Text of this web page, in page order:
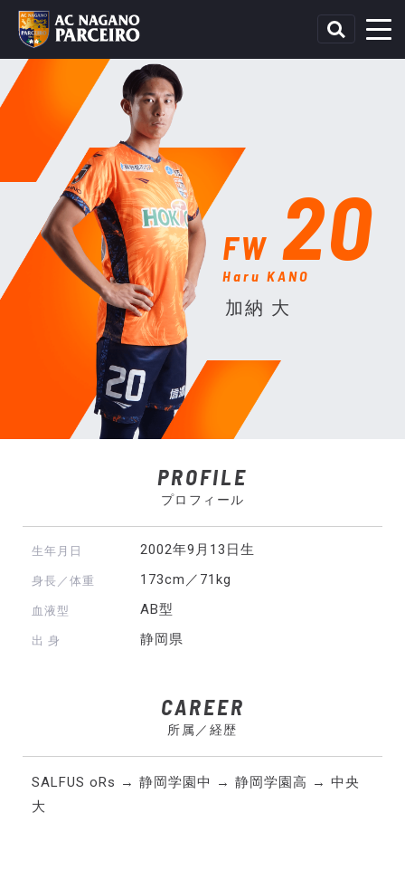
FW 20
Haru KANO
加納 大
PROFILE
プロフィール
生年月日 2002年9月13日生
身長／体重 173cm／71kg
血液型 AB型
出 身 静岡県
CAREER
所属／経歴
SALFUS oRs → 静岡学園中 → 静岡学園高 → 中央
大